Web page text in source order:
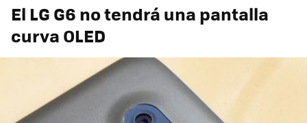
El LG G6 no tendrá una pantalla
curva OLED